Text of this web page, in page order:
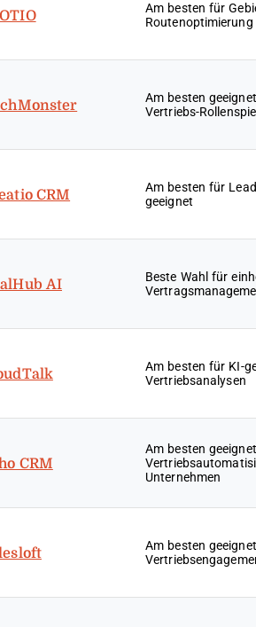
Am besten für
Am besten
Vertriebs-
CRM
Am besten für
geeignet
AI
Beste Wahl für
Am besten für KI-
Vertriebsanalysen
CRM
Am besten
Unternehmen
Am besten